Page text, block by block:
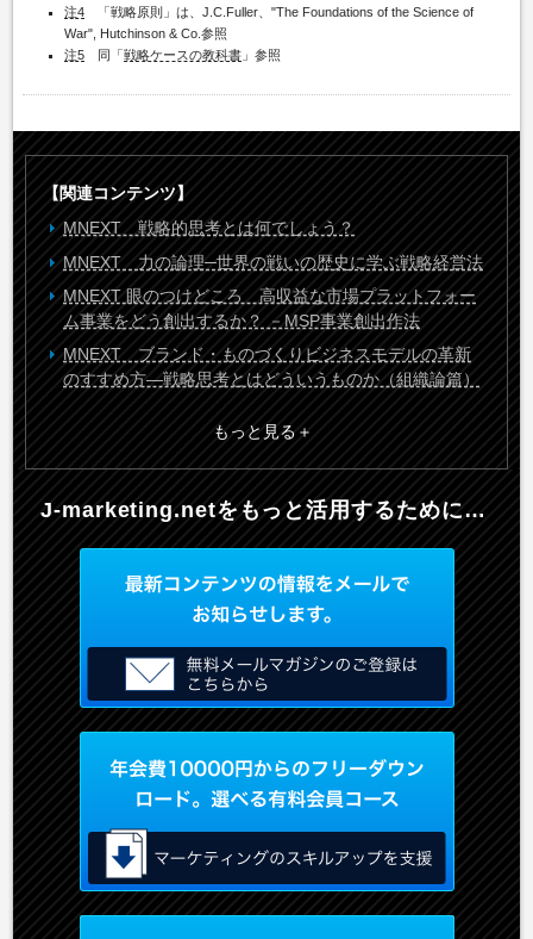
注4 「戦略原則」は、J.C.Fuller、"The Foundations of the Science of
War", Hutchinson & Co.参照
注5 同「戦略ケースの教科書 」参照
【関連コンテンツ】
MNEXT 戦略的思考とは何でしょう？
MNEXT 力の論理─世界の戦いの歴史に学ぶ戦略経営法
MNEXT 眼のつけどころ 高収益な市場プラットフォー
ム事業をどう創出するか？ －MSP事業創出作法
MNEXT ブランド・ものづくりビジネスモデルの革新
のすすめ方―戦略思考とはどういうものか（組織論篇）
もっと見る
J-marketing.netを もっと活用するために…